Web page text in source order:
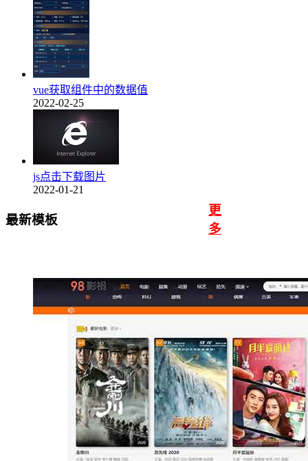
vue获取组件中的数据值
2022-02-25
js点击下载图片
2022-01-21
最新模板
更
多